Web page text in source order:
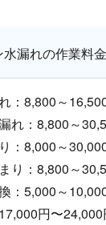
漏れの作業料金
：8,800～
れ：8,800～
：8,000～
り：8,800～
：5,000～
円〜24,000